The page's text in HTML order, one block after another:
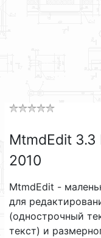
MtmdEdit
2010
MtmdEdit -
для
(однострочный
текст) и